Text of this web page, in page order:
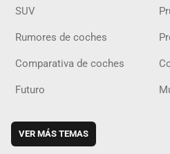
SUV
Rumores de coches
Comparativa de coches
Futuro
VER MÁS TEMAS